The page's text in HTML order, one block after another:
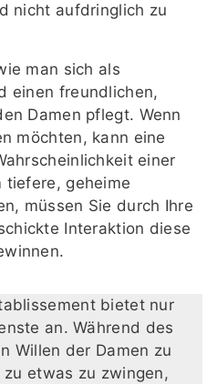
nicht aufdringlich zu
man sich als
einen freundlichen,
Damen pflegt. Wenn
möchten, kann eine
einer
tiefere, geheime
müssen Sie durch Ihre
Interaktion diese
bietet nur
an. Während des
Willen der Damen zu
etwas zu zwingen,